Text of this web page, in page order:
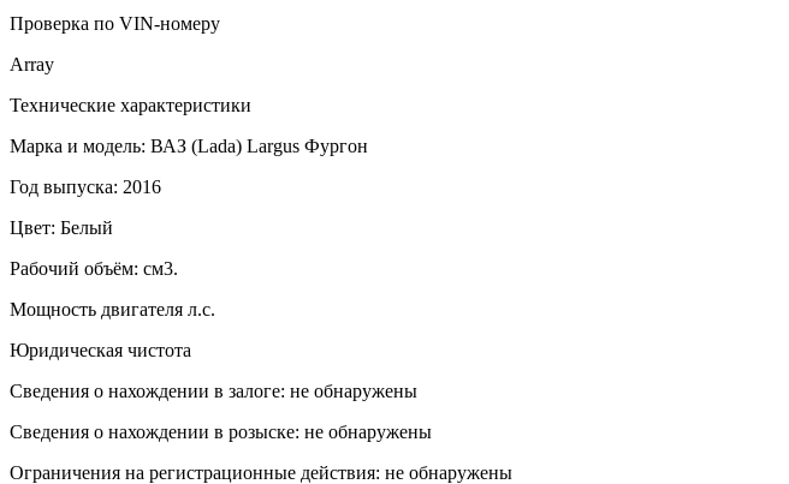
Проверка по VIN-номеру
Array
Технические характеристики
Марка и модель: ВАЗ (Lada) Largus Фургон
Год выпуска: 2016
Цвет: Белый
Рабочий объём: см3.
Мощность двигателя л.с.
Юридическая чистота
Сведения о нахождении в залоге: не обнаружены
Сведения о нахождении в розыске: не обнаружены
Ограничения на регистрационные действия: не обнаружены